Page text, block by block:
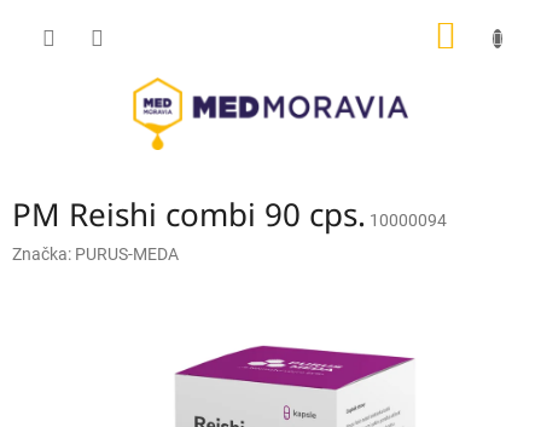
PM Reishi combi 90 cps. 10000094
Značka: PURUS-MEDA